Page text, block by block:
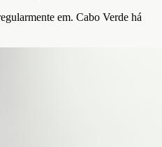
em. Cabo Verde há